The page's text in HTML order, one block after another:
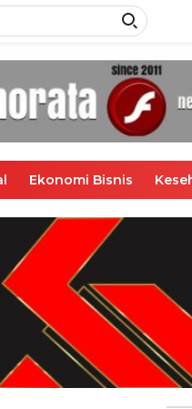
Ekonomi Bisnis